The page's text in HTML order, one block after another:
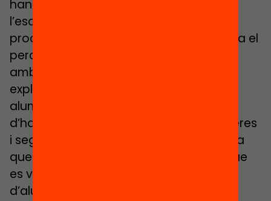
han canviat la percepció que tenen de
l’escola. «Tot i que ja havia iniciat el seu
procés de transformació, la gent encara el
percebia com un centre d’immigrants,
amb resultats escassos». Així, Ravés
explica que fa tres anys, el 50% dels
alumnes van ser matriculats després
d’haver estat refusades les seves primeres
i segones opcions de la preinscripció. Va
quedar alguna plaça buida, fins i tot, que
es va omplir a mig curs, amb l’arribada
d’alumnat nou a la ciutat. Aquest